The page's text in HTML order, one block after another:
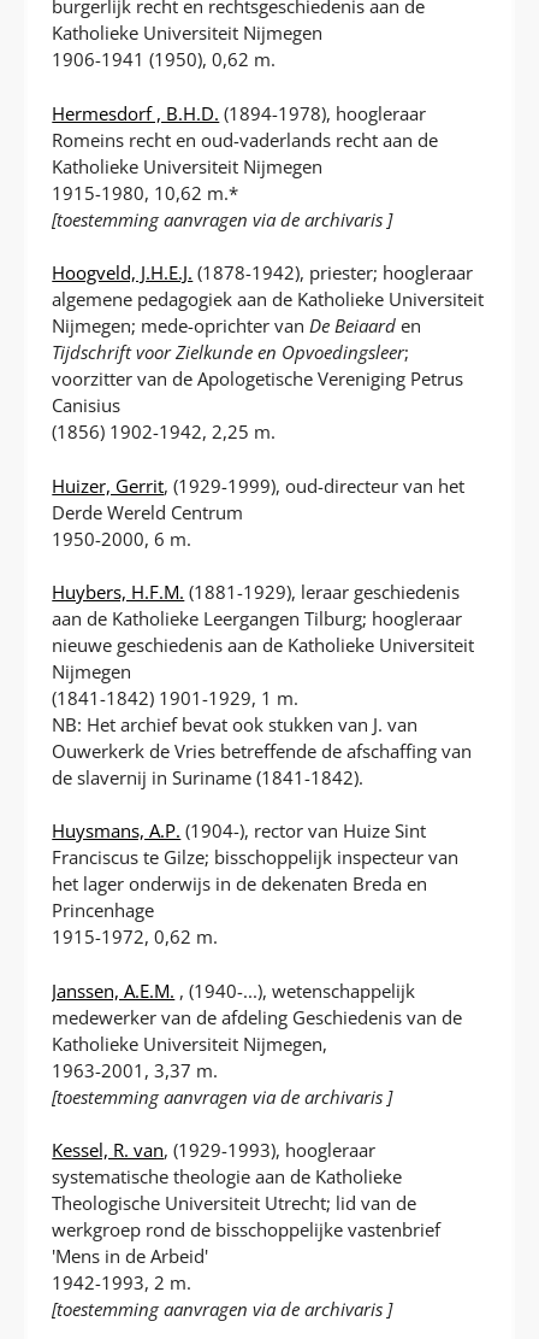
burgerlijk recht en rechtsgeschiedenis aan de
Katholieke Universiteit Nijmegen
1906-1941 (1950), 0,62 m.
Hermesdorf , B.H.D. (1894-1978), hoogleraar
Romeins recht en oud-vaderlands recht aan de
Katholieke Universiteit Nijmegen
1915-1980, 10,62 m.*
[toestemming aanvragen via de archivaris ]
Hoogveld, J.H.E.J. (1878-1942), priester; hoogleraar
algemene pedagogiek aan de Katholieke Universiteit
Nijmegen; mede-oprichter vanDe Beiaard en
Tijdschrift voor Zielkunde en Opvoedingsleer;
voorzitter van de Apologetische Vereniging Petrus
Canisius
(1856) 1902-1942, 2,25 m.
Huizer, Gerrit, (1929-1999), oud-directeur van het
Derde Wereld Centrum
1950-2000, 6 m.
Huybers, H.F.M. (1881-1929), leraar geschiedenis
aan de Katholieke Leergangen Tilburg; hoogleraar
nieuwe geschiedenis aan de Katholieke Universiteit
Nijmegen
(1841-1842) 1901-1929, 1 m.
NB: Het archief bevat ook stukken van J. van
Ouwerkerk de Vries betreffende de afschaffing van
de slavernij in Suriname (1841-1842).
Huysmans, A.P. (1904-), rector van Huize Sint
Franciscus te Gilze; bisschoppelijk inspecteur van
het lager onderwijs in de dekenaten Breda en
Princenhage
1915-1972, 0,62 m.
Janssen, A.E.M. , (1940-...), wetenschappelijk
medewerker van de afdeling Geschiedenis van de
Katholieke Universiteit Nijmegen,
1963-2001, 3,37 m.
[toestemming aanvragen via de archivaris ]
Kessel, R. van, (1929-1993), hoogleraar
systematische theologie aan de Katholieke
Theologische Universiteit Utrecht; lid van de
werkgroep rond de bisschoppelijke vastenbrief
'Mens in de Arbeid'
1942-1993, 2 m.
[toestemming aanvragen via de archivaris ]